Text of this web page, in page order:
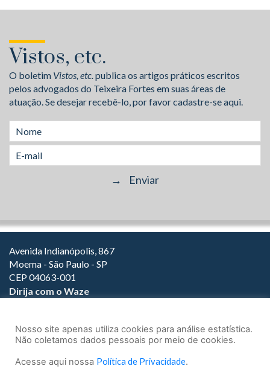
Vistos, etc.
O boletim Vistos, etc.publica os artigos práticos escritos
pelos advogados do Teixeira Fortes em suas áreas de
atuação. Se desejar recebê-lo, por favor cadastre-se aqui.
Avenida Indianópolis, 867
Moema - São Paulo - SP
CEP 04063-001
Dirija com o Waze
(11) 3147-1800
Nosso site apenas utiliza cookies para análise estatística.
Não coletamos dados pessoais por meio de cookies.
Acesse aqui nossa Política de Privacidade.